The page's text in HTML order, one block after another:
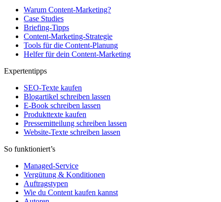
Warum Content-Marketing?
Case Studies
Briefing-Tipps
Content-Marketing-Strategie
Tools für die Content-Planung
Helfer für dein Content-Marketing
Expertentipps
SEO-Texte kaufen
Blogartikel schreiben lassen
E-Book schreiben lassen
Produkttexte kaufen
Pressemitteilung schreiben lassen
Website-Texte schreiben lassen
So funktioniert’s
Managed-Service
Vergütung & Konditionen
Auftragstypen
Wie du Content kaufen kannst